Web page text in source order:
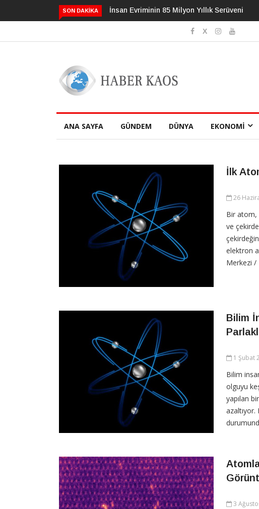
SON DAKIKA
İnsan Evriminin 85 Milyon Yıllık Serüveni3 Alışkanlık Demansı 13 Yıl
Geciktirebilir
ANA SAYFA GÜNDEM DÜNYA EKONOMI
İlk
26
Bir atom,
ve
elektron
Merkezi /
Bilim
1 Şubat
Bilim
olguyu
yapılan
3